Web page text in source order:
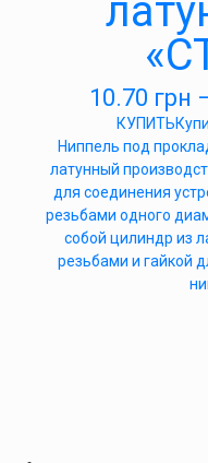
10.70 грн
КУПИТЬ
Ниппель под
латунный
для соединения
резьбами одного
собой цилиндр из
резьбами и гайкой